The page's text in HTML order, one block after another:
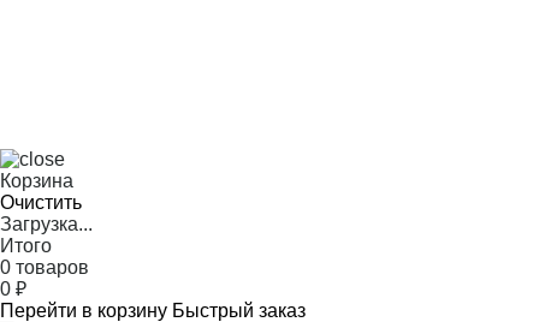
Корзина
Очистить
Загрузка...
Итого
0 товаров
0 ₽
Перейти в корзину Быстрый заказ